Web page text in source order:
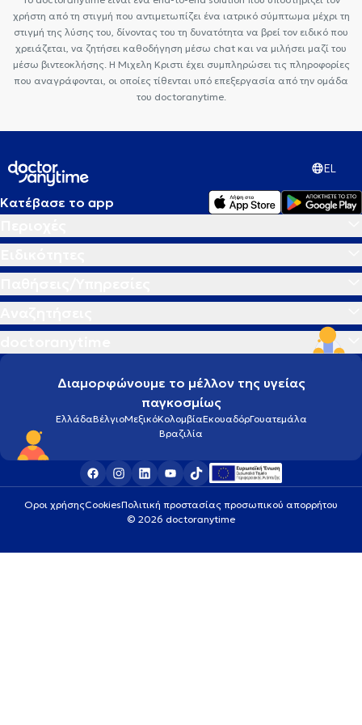
χρήστη από τη στιγμή που αντιμετωπίζει ένα ιατρικό σύμπτωμα μέχρι τη
στιγμή της λύσης του, δίνοντας του τη δυνατότητα να βρεί τον ειδικό που
χρειάζεται, να ζητήσει καθοδήγηση μέσω chat και να μιλήσει μαζί του
μέσω βιντεοκλήσης. Η Μιχελη Κριστι έχει συμπληρώσει τις πληροφορίες
που αναγράφονται, οι οποίες τίθενται υπό επεξεργασία από την ομάδα
του doctoranytime.
EL
Κατέβασε το app
Διαμορφώνουμε το μέλλον της υγείας
παγκοσμίως
ΕλλάδαΒέλγιοΜεξικόΚολομβίαΕκουαδόρΓουατεμάλα
Βραζιλία
Οροι χρήσηςCookiesΠολιτική προστασίας προσωπικού απορρήτου
© 2026 doctoranytime